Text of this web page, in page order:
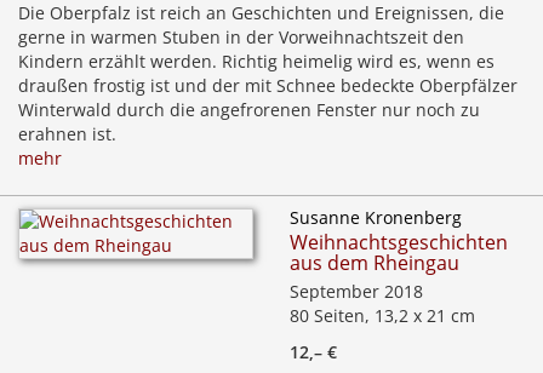
Die Oberpfalz ist reich an Geschichten und Ereignissen, die
gerne in warmen Stuben in der Vorweihnachtszeit den
Kindern erzählt werden. Richtig heimelig wird es, wenn es
draußen frostig ist und der mit Schnee bedeckte Oberpfälzer
Winterwald durch die angefrorenen Fenster nur noch zu
erahnen ist.
mehr
Susanne Kronenberg
Weihnachtsgeschichten
aus dem Rheingau
September 2018
80 Seiten, 13,2 x 21 cm
12,– €